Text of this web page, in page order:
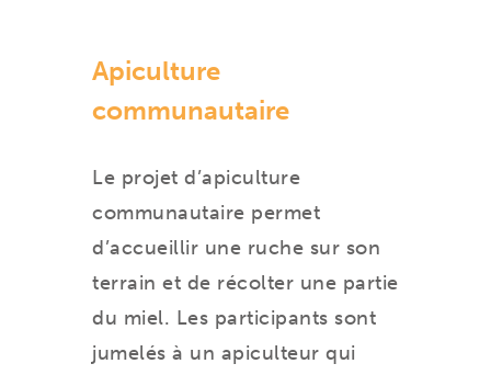
Apiculture
communautaire
Le projet d’apiculture
communautaire permet
d’accueillir une ruche sur son
terrain et de récolter une partie
du miel. Les participants sont
jumelés à un apiculteur qui